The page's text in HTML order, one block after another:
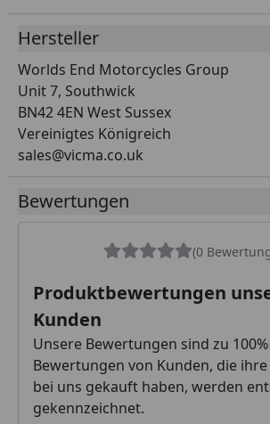
Hersteller
Worlds End Motorcycles Group
Unit 7, Southwick
BN42 4EN West Sussex
Vereinigtes Königreich
sales@vicma.co.uk
Bewertungen
(0
Produktbewertungen
Kunden
Unsere Bewertungen sind zu
Bewertungen von Kunden, die
bei uns gekauft haben, werden
gekennzeichnet.